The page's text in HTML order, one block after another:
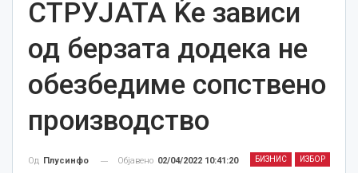
СТРУЈАТА Ќе зависи
од берзата додека не
обезбедиме сопствено
производство
БИЗНИС ИЗБОР
Од Плусинфо Објавено 02/04/2022 10:41:20